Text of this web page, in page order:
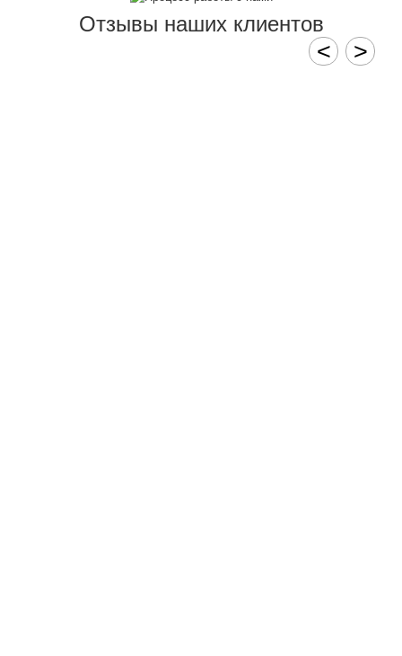
Отзывы наших клиентов
< >